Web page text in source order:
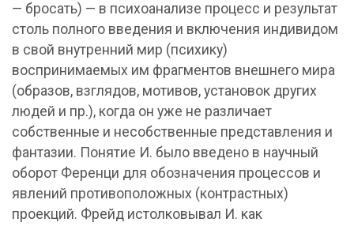
— бросать) — в психоанализе процесс и результат
столь полного введения и включения индивидом
в свой внутренний мир (психику)
воспринимаемых им фрагментов внешнего мира
(образов, взглядов, мотивов, установок других
людей и пр.), когда он уже не различает
собственные и несобственные представления и
фантазии. Понятие И. было введено в научный
оборот Ференци для обозначения процессов и
явлений противоположных (контрастных)
проекций. Фрейд истолковывал И. как